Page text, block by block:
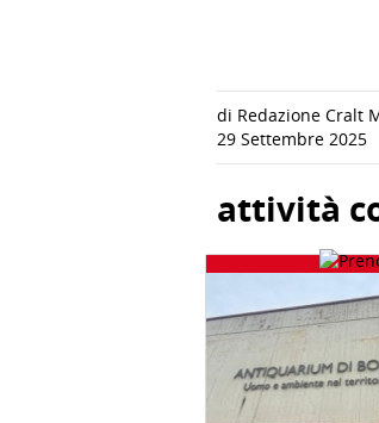
di Redazione Cralt
29 Settembre 2025
attività